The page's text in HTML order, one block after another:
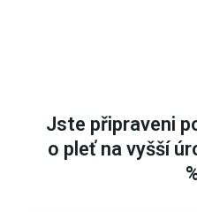
Jste připraveni
o pleť na vyšší